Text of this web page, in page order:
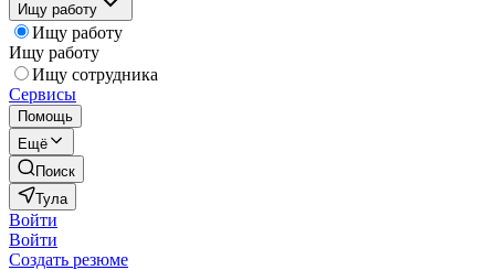
Ищу работу
Ищу работу
Ищу работу
Ищу сотрудника
Сервисы
Помощь
Ещё
Поиск
Тула
Войти
Войти
Создать резюме